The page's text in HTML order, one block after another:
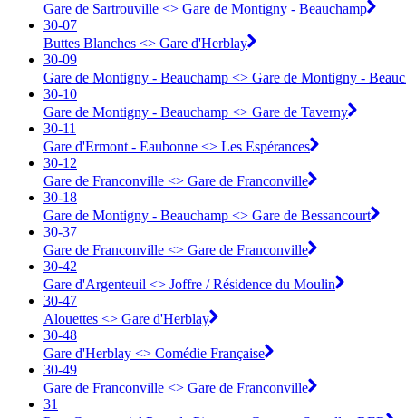
Gare de Sartrouville <> ︎Gare de Montigny - Beauchamp
30-07
Buttes Blanches <> ︎Gare d'Herblay
30-09
Gare de Montigny - Beauchamp <> ︎Gare de Montigny -
30-10
Gare de Montigny - Beauchamp <> ︎Gare de Taverny
30-11
Gare d'Ermont - Eaubonne <> ︎Les Espérances
30-12
Gare de Franconville <> ︎Gare de Franconville
30-18
Gare de Montigny - Beauchamp <> ︎Gare de Bessancourt
30-37
Gare de Franconville <> ︎Gare de Franconville
30-42
Gare d'Argenteuil <> ︎Joffre / Résidence du Moulin
30-47
Alouettes <> ︎Gare d'Herblay
30-48
Gare d'Herblay <> ︎Comédie Française
30-49
Gare de Franconville <> ︎Gare de Franconville
31